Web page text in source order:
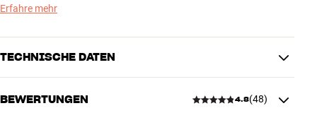
bei Gamern und Musikliebhabern weltweit berühmt gemacht hat.
Mit einer extremen Akkulaufzeit von 80 Stunden oder mehr kannst
Du mehr als drei Tage lang ununterbrochen spielen, dabei bieten die
eine Pause vom Bildschirm machst, nutzt Du die Gelegenheit zum
Erfahre mehr
TECHNISCHE DATEN
SOUND / KONNEKTIVITÄT
BEWERTUNGEN 4.8(48)